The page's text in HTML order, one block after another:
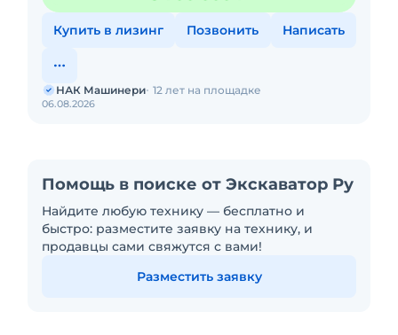
Купить в лизинг Позвонить Написать
06.08.2026
НАК Машинери 12 лет на площадке
Помощь в поиске от Экскаватор Ру
Найдите любую технику — бесплатно и
быстро: разместите заявку на технику, и
продавцы сами свяжутся с вами!
Разместить заявку